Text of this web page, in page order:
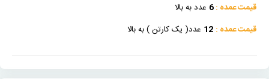
قیمت عمده :
عدد به بالا
قیمت عمده : 12 عدد( یک کارتن ) به بالا